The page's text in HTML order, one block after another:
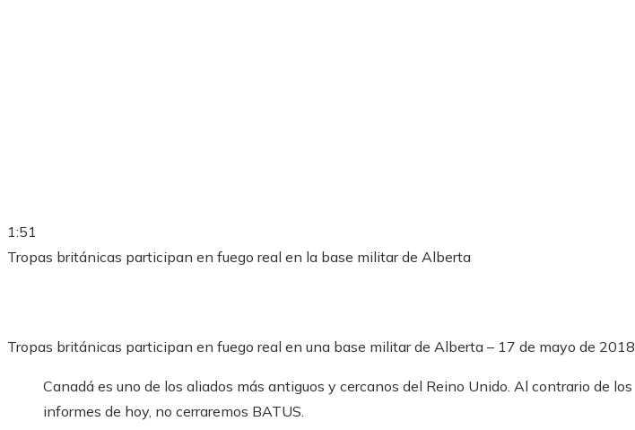
1:51
Tropas británicas participan en fuego real en la base militar de Alberta
Tropas británicas participan en fuego real en una base militar de Alberta – 17 de mayo de 2018
Canadá es uno de los aliados más antiguos y cercanos del Reino Unido. Al contrario de los
informes de hoy, no cerraremos BATUS.